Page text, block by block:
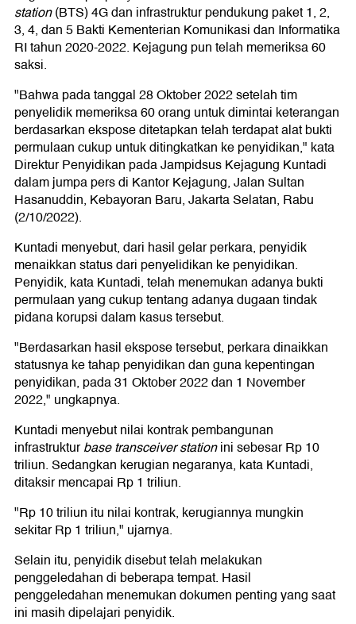
station(BTS) 4G dan infrastruktur pendukung paket 1, 2,
3, 4, dan 5 Bakti Kementerian Komunikasi dan Informatika
RI tahun 2020-2022. Kejagung pun telah memeriksa 60
saksi.
"Bahwa pada tanggal 28 Oktober 2022 setelah tim
penyelidik memeriksa 60 orang untuk dimintai keterangan
berdasarkan ekspose ditetapkan telah terdapat alat bukti
permulaan cukup untuk ditingkatkan ke penyidikan," kata
Direktur Penyidikan pada Jampidsus Kejagung Kuntadi
dalam jumpa pers di Kantor Kejagung, Jalan Sultan
Hasanuddin, Kebayoran Baru, Jakarta Selatan, Rabu
(2/10/2022).
Kuntadi menyebut, dari hasil gelar perkara, penyidik
menaikkan status dari penyelidikan ke penyidikan.
Penyidik, kata Kuntadi, telah menemukan adanya bukti
permulaan yang cukup tentang adanya dugaan tindak
pidana korupsi dalam kasus tersebut.
"Berdasarkan hasil ekspose tersebut, perkara dinaikkan
statusnya ke tahap penyidikan dan guna kepentingan
penyidikan, pada 31 Oktober 2022 dan 1 November
2022," ungkapnya.
Kuntadi menyebut nilai kontrak pembangunan
infrastrukturbase transceiver stationini sebesar Rp 10
triliun. Sedangkan kerugian negaranya, kata Kuntadi,
ditaksir mencapai Rp 1 triliun.
"Rp 10 triliun itu nilai kontrak, kerugiannya mungkin
sekitar Rp 1 triliun," ujarnya.
Selain itu, penyidik disebut telah melakukan
penggeledahan di beberapa tempat. Hasil
penggeledahan menemukan dokumen penting yang saat
ini masih dipelajari penyidik.